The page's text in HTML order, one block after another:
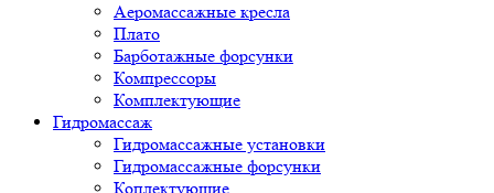
Аеромассажные кресла
Плато
Барботажные форсунки
Компрессоры
Комплектующие
Гидромассаж
Гидромассажные установки
Гидромассажные форсунки
Коплектующие